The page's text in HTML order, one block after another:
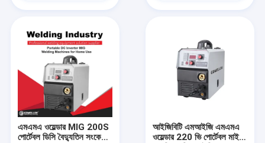
এমএমএ ওয়েল্ডার MIG 200S
পোর্টেবল ডিসি বৈদ্যুতিন সংকেতের
আইজিবিটি এমআইজি এমএমএ
ওয়েল্ডার 220 ভি পোর্টেবল মাইগ